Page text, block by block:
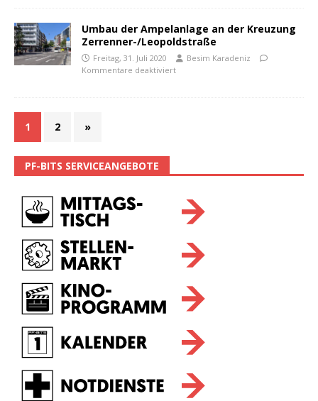
Umbau der Ampelanlage an der Kreuzung
Zerrenner-/Leopoldstraße
Freitag, 31. Juli 2020
Besim Karadeniz
Kommentare deaktiviert
1 2 »
PF-BITS SERVICEANGEBOTE